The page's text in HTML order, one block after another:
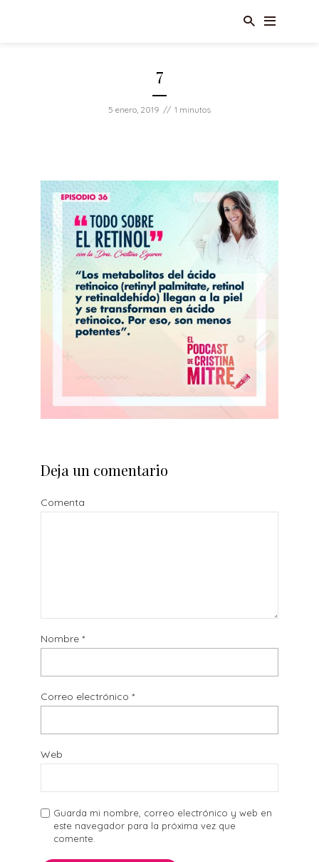
7
5 enero, 2019 1 minutos
Deja un comentario
Comenta
Nombre *
Correo electrónico *
Web
Guarda mi nombre, correo electrónico y web en
este navegador para la próxima vez que
comente.